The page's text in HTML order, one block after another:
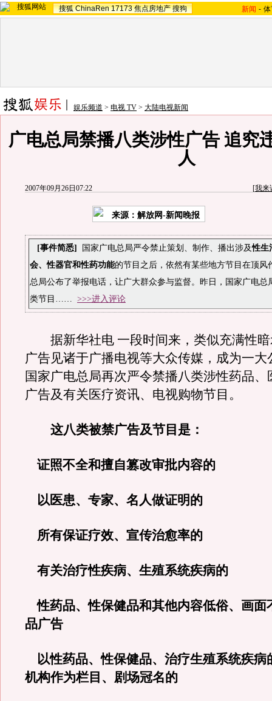
搜狐 ChinaRen 17173 焦点房地产 搜狗 新闻 -
娱乐频道 > 电视 TV > 大陆电视新闻
广电总局禁播八类涉性广告 追究
人
2007年09月26日07:22 [我来
来源：解放网-新闻晚报
[事件简悉] 国家广电总局严令禁止策划、制作、播出涉及性生
会、性器官和性药功能的节目 之后，依然有某些地方节目在顶风
总局公布了举报电话，让广大群众参与监督。昨日，国家广电总
类节目 …… >>>进入评论
据新华社电 一段时间来，类似充满性暗
广告见诸于广播电视等大众传媒，成为一大
国家广电总局再次严令禁播八类涉性药品、
广告及有关医疗资讯、电视购物节目。
这八类被禁广告及节目是：
证照不全和擅自篡改审批内容的
以医患、专家、名人做证明的
所有保证疗效、宣传治愈率的
有关治疗性疾病、生殖系统疾病的
性药品、性保健品和其他内容低俗、画面
品广告
以性药品、性保健品、治疗生殖系统疾病
机构作为栏目、剧场冠名的